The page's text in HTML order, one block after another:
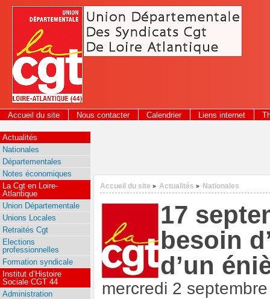
Panneau de gestion des cookies
Accueil du site Nous contacter Calendrier Liens internet
2026
Accueil du site > Actualités > Nationales
17
besoin
d’un
mercredi 2
Actualités
Nationales
Départementales
Notes économiques
La Cgt en Loire-
Atlantique
Union Départementale
Unions Locales
Retraités Cgt
Elections
professionnelles
Formation syndicale
Institut d’Histoire
Sociale CGT 44
Administration